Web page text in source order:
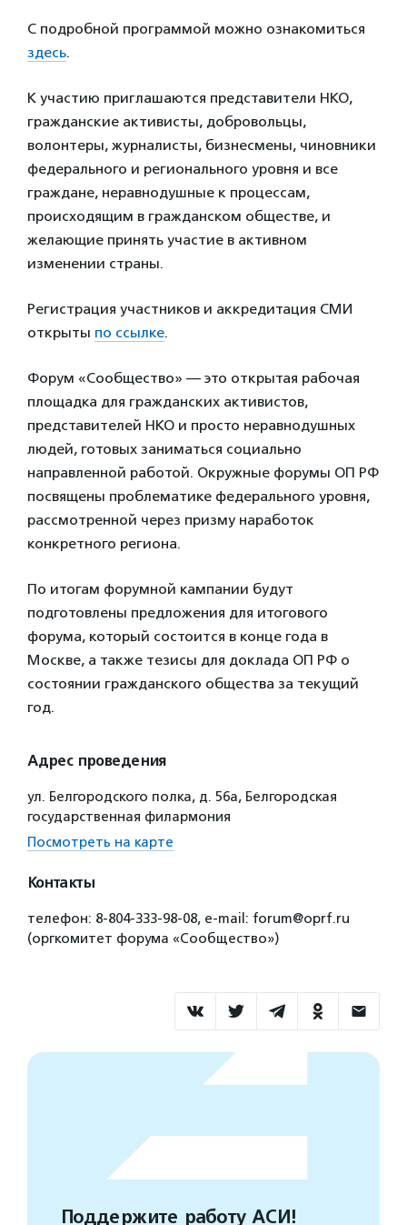
С подробной программой можно ознакомиться
здесь.
К участию приглашаются представители НКО,
гражданские активисты, добровольцы,
волонтеры, журналисты, бизнесмены, чиновники
федерального и регионального уровня и все
граждане, неравнодушные к процессам,
происходящим в гражданском обществе, и
желающие принять участие в активном
изменении страны.
Регистрация участников и аккредитация СМИ
открыты по ссылке.
Форум «Сообщество» — это открытая рабочая
площадка для гражданских активистов,
представителей НКО и просто неравнодушных
людей, готовых заниматься социально
направленной работой. Окружные форумы ОП РФ
посвящены проблематике федерального уровня,
рассмотренной через призму наработок
конкретного региона.
По итогам форумной кампании будут
подготовлены предложения для итогового
форума, который состоится в конце года в
Москве, а также тезисы для доклада ОП РФ о
состоянии гражданского общества за текущий
год.
Адрес проведения
ул. Белгородского полка, д. 56а, Белгородская
государственная филармония
Посмотреть на карте
Контакты
телефон: 8-804-333-98-08, e-mail: forum@oprf.ru
(оргкомитет форума «Сообщество»)
Поддержите работу АСИ!